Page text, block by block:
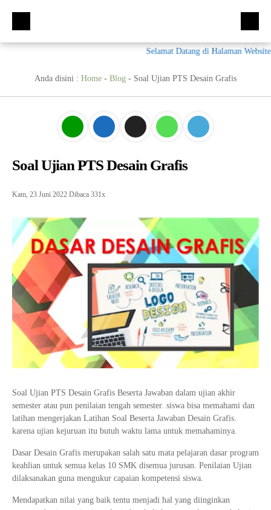
Kompetensi Keahlian
Multimedia (MM)
Tata Busana (TB)
Akuntansi Dan Keuangan Lembaga (AKL)
Otomatisasi dan Tata Kelola Perkantoran (OTKP)
Fasilitas
Galeri
Video
Materi + Tugas
Kumpulan Soal
Multimedia
Materi TPAV
Materi Komputer dan Jaringan Dasar
Materi Pemograman Dasar
Sistem Komputer
Dasar Desain Grafis
Akuntansi
Tata Busana
Bisnis Daring dan Pemasaran
Humas
LSP
PPDB
Selamat Datang di Halaman Website
Anda disini : Home - Blog - Soal Ujian PTS Desain Grafis
Soal Ujian PTS Desain Grafis
Kam, 23 Juni 2022 Dibaca 331x
Soal Ujian PTS Desain Grafis Beserta Jawaban dalam ujian akhir
semester atau pun penilaian tengah semester. siswa bisa memahami dan
latihan mengerjakan Latihan Soal Beserta Jawaban Desain Grafis.
karena ujian kejuruan itu butuh waktu lama untuk memahaminya.
Dasar Desain Grafis merupakan salah satu mata pelajaran dasar program
keahlian untuk semua kelas 10 SMK disemua jurusan. Penilaian Ujian
dilaksanakan guna mengukur capaian kompetensi siswa.
Mendapatkan nilai yang baik tentu menjadi hal yang diinginkan